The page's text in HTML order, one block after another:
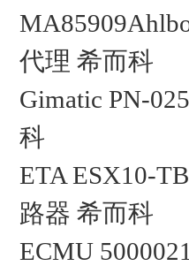
代理 希而科
Gimatic PN-
科
ETA ESX10-
路器 希而科
ECMU